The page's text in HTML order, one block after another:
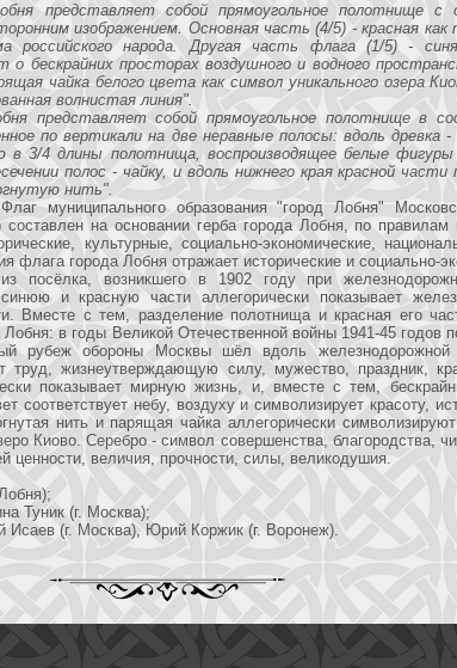
представляет собой прямоугольное полотнище с
изображением. Основная часть (4/5) - красная как
российского народа. Другая часть флага (1/5) -
о бескрайних просторах воздушного и водного
чайка белого цвета как символ уникального озера
волнистая линия".
представляет собой прямоугольное полотнище в
по вертикали на две неравные полосы: вдоль древка
в 3/4 длины полотнища, воспроизводящее белые фигуры
полос - чайку, и вдоль нижнего края красной
нить".
муниципального образования "город Лобня"
на основании герба города Лобня, по правилам
культурные, социально-экономические,
флага города Лобня отражает исторические и социально-
посёлка, возникшего в 1902 году при
и красную части аллегорически показывает
Вместе с тем, разделение полотнища и красная его
в годы Великой Отечественной войны 1941-45 годов
рубеж обороны Москвы шёл вдоль железнодорожной
труд, жизнеутверждающую силу, мужество, праздник,
показывает мирную жизнь, и, вместе с тем,
соответствует небу, воздуху и символизирует красоту,
нить и парящая чайка аллегорически
Киово. Серебро - символ совершенства, благородства,
ценности, величия, прочности, силы, великодушия.
Туник (г. Москва);
Исаев (г. Москва), Юрий Коржик (г. Воронеж).